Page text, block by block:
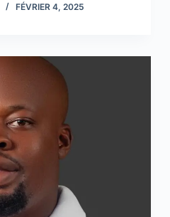
FÉVRIER 4, 2025